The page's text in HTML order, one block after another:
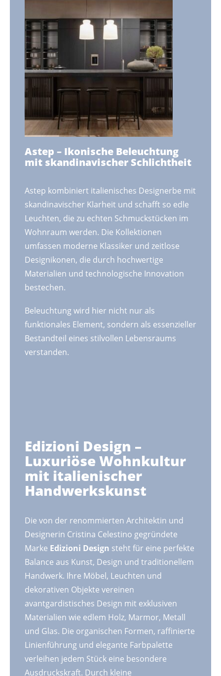
Astep – Ikonische Beleuchtung
mit skandinavischer Schlichtheit
Astep kombiniert italienisches Designerbe mit
skandinavischer Klarheit und schafft so edle
Leuchten, die zu echten Schmuckstücken im
Wohnraum werden. Die Kollektionen
umfassen moderne Klassiker und zeitlose
Designikonen, die durch hochwertige
Materialien und technologische Innovation
bestechen.
Beleuchtung wird hier nicht nur als
funktionales Element, sondern als essenzieller
Bestandteil eines stilvollen Lebensraums
verstanden.
Edizioni Design –
Luxuriöse Wohnkultur
mit italienischer
Handwerkskunst
Die von der renommierten Architektin und
Designerin Cristina Celestino gegründete
Marke Edizioni Design steht für eine perfekte
Balance aus Kunst, Design und traditionellem
Handwerk. Ihre Möbel, Leuchten und
dekorativen Objekte vereinen
avantgardistisches Design mit exklusiven
Materialien wie edlem Holz, Marmor, Metall
und Glas. Die organischen Formen, raffinierte
Linienführung und elegante Farbpalette
verleihen jedem Stück eine besondere
Ausdruckskraft. Durch kleine